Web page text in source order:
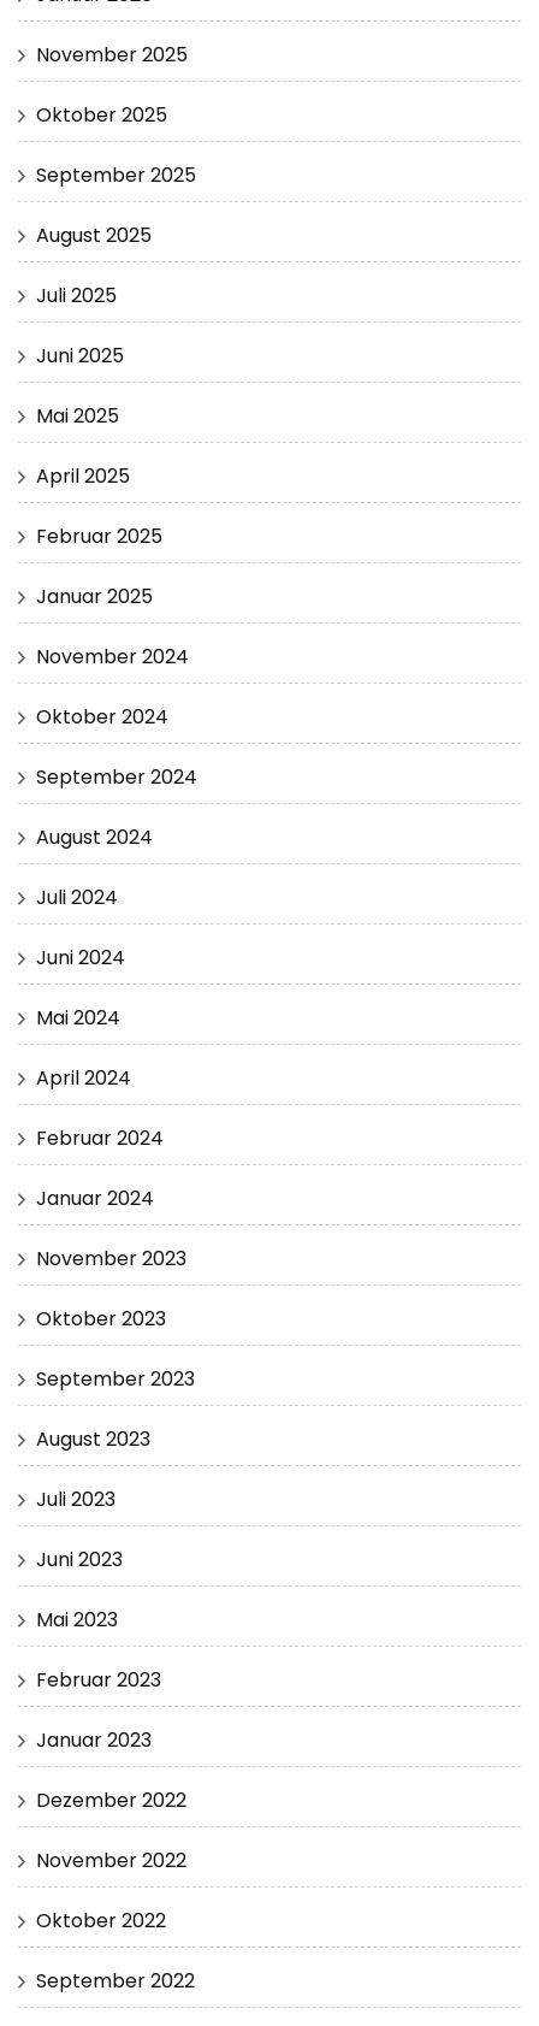
November 2025
Oktober 2025
September 2025
August 2025
Juli 2025
Juni 2025
Mai 2025
April 2025
Februar 2025
Januar 2025
November 2024
Oktober 2024
September 2024
August 2024
Juli 2024
Juni 2024
Mai 2024
April 2024
Februar 2024
Januar 2024
November 2023
Oktober 2023
September 2023
August 2023
Juli 2023
Juni 2023
Mai 2023
Februar 2023
Januar 2023
Dezember 2022
November 2022
Oktober 2022
September 2022